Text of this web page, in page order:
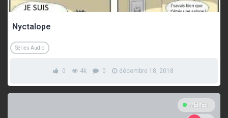
Nyctalope
Séries Audio
0 4k 0 décembre 18, 2018
MEMES